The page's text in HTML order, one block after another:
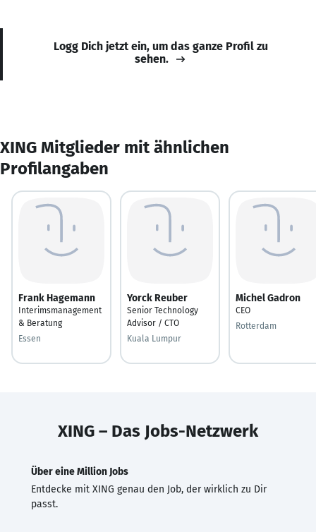
Logg Dich jetzt ein, um das ganze Profil zu
sehen.
XING Mitglieder mit ähnlichen
Profilangaben
Frank Hagemann
Interimsmanagement
& Beratung
Essen
Yorck Reuber
Senior Technology
Advisor / CTO
Kuala Lumpur
Michel Gadron
CEO
Rotterdam
XING – Das Jobs-Netzwerk
Über eine Million Jobs
Entdecke mit XING genau den Job, der wirklich zu Dir
passt.